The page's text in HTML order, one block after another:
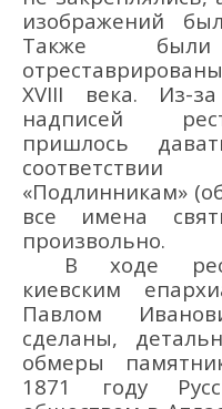
изображений
Также
XVIII века. Из-
надписей
пришлось
«Подлинникам»
все имена
произвольно.
В ходе
киевским
Павлом
сделаны,
обмеры
1871 году